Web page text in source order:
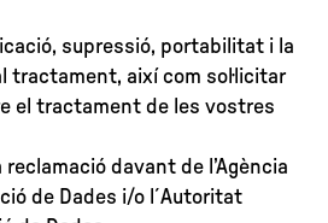
supressió, portabilitat i la
tractament, així com sol·licitar
el tractament de les vostres
davant de l’Agència
de Dades i/o l´Autoritat